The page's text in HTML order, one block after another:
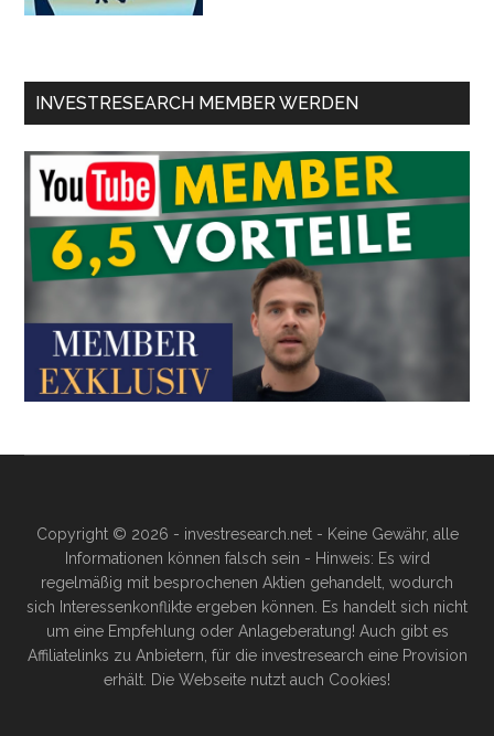
INVESTRESEARCH MEMBER WERDEN
Copyright © 2026 - investresearch.net - Keine Gewähr, alle
Informationen können falsch sein - Hinweis: Es wird
regelmäßig mit besprochenen Aktien gehandelt, wodurch
sich Interessenkonflikte ergeben können. Es handelt sich nicht
um eine Empfehlung oder Anlageberatung! Auch gibt es
Affiliatelinks zu Anbietern, für die investresearch eine Provision
erhält. Die Webseite nutzt auch Cookies!